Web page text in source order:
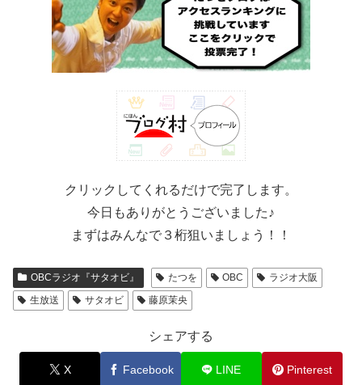
クリックしてくれるだけで完了します。
今日もありがとうございました♪
まずはみんなで３桁狙いましょう！！
OBCラジオ『サタオビ』 たつを OBC
ラジオ大阪
生放送
サタオビ 藤原茉央
シェアする
X Facebook LINE Pinterest